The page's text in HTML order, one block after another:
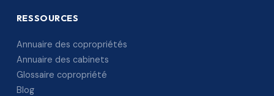
RESSOURCES
Annuaire des copropriétés
Annuaire des cabinets
Glossaire copropriété
Blog